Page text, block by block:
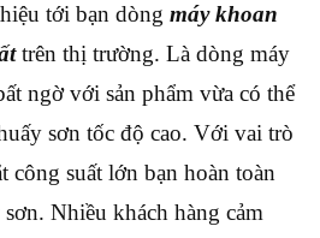
tới bạn dòng máy khoan
trên thị trường. Là dòng máy
ngờ với sản phẩm vừa có thể
sơn tốc độ cao. Với vai trò
công suất lớn bạn hoàn toàn
Nhiều khách hàng cảm